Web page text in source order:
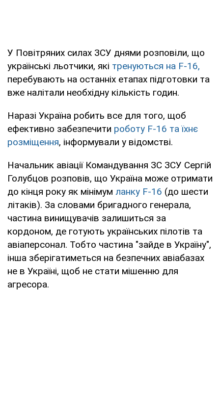
У Повітряних силах ЗСУ днями розповіли, що
українські льотчики, які тренуються на F-16,
перебувають на останніх етапах підготовки та
вже налітали необхідну кількість годин.
Наразі Україна робить все для того, щоб
ефективно забезпечити роботу F-16 та їхнє
розміщення, інформували у відомстві.
Начальник авіації Командування ЗС ЗСУ Сергій
Голубцов розповів, що Україна може отримати
до кінця року як мінімум ланку F-16 (до шести
літаків). За словами бригадного генерала,
частина винищувачів залишиться за
кордоном, де готують українських пілотів та
авіаперсонал. Тобто частина "зайде в Україну",
інша зберігатиметься на безпечних авіабазах
не в Україні, щоб не стати мішенню для
агресора.